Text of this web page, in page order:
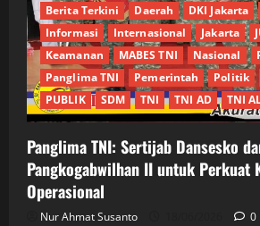
Berita Terkini Daerah DKI Jakarta
Informasi
Internasional Jakarta
Keamanan
MABES TNI Nasional
Panglima TNI
Pemerintah Politik
PUBLIK
SDM TNI TNI AD TNI
Panglima TNI: Sertijab Dansesko
Pangkogabwilhan II untuk Perkuat
Operasional
Nur Ahmat Susanto 0